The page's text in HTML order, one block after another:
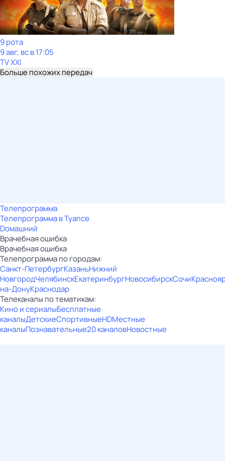
9 рота
9 авг, вс в 17:05
TV XXI
Больше похожих передач
Телепрограмма
Телепрограмма в Туапсе
Dомашний
Врачебная ошибка
Врачебная ошибка
Телепрограмма по городам:
Санкт-ПетербургКазаньНижний
НовгородЧелябинскЕкатеринбургНовосибирскСочи
на-ДонуКраснодар
Телеканалы по тематикам:
Кино и сериалыБесплатные
каналыДетскиеСпортивныеHDМестные
каналыПознавательные20 каналовНовостные